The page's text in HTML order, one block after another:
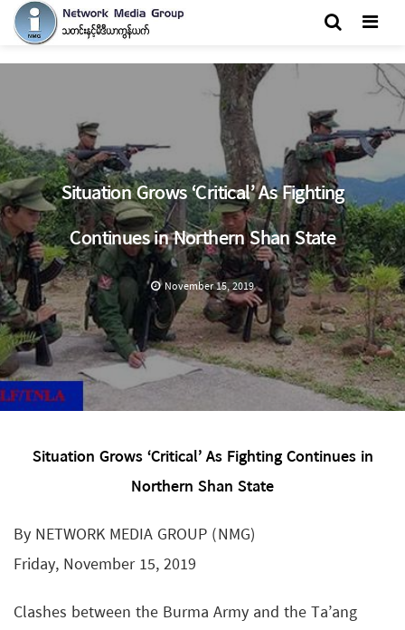
Situation Grows ‘Critical’ As Fighting
Continues in Northern Shan State
November 15, 2019
Situation Grows ‘Critical’ As Fighting Continues in
Northern Shan State
By NETWORK MEDIA GROUP (NMG)
Friday, November 15, 2019
Clashes between the Burma Army and the Ta’ang